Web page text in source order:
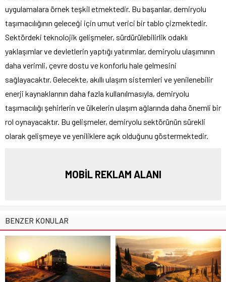
uygulamalara örnek teşkil etmektedir. Bu başarılar, demiryolu
taşımacılığının geleceği için umut verici bir tablo çizmektedir.
Sektördeki teknolojik gelişmeler, sürdürülebilirlik odaklı
yaklaşımlar ve devletlerin yaptığı yatırımlar, demiryolu ulaşımının
daha verimli, çevre dostu ve konforlu hale gelmesini
sağlayacaktır. Gelecekte, akıllı ulaşım sistemleri ve yenilenebilir
enerji kaynaklarının daha fazla kullanılmasıyla, demiryolu
taşımacılığı şehirlerin ve ülkelerin ulaşım ağlarında daha önemli bir
rol oynayacaktır. Bu gelişmeler, demiryolu sektörünün sürekli
olarak gelişmeye ve yeniliklere açık olduğunu göstermektedir.
MOBİL REKLAM ALANI
BENZER KONULAR